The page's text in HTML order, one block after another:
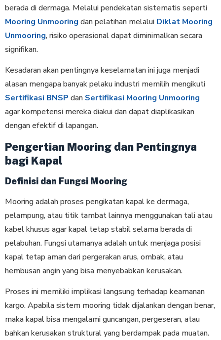
berada di dermaga. Melalui pendekatan sistematis seperti
Mooring Unmooring dan pelatihan melalui Diklat Mooring
Unmooring, risiko operasional dapat diminimalkan secara
signifikan.
Kesadaran akan pentingnya keselamatan ini juga menjadi
alasan mengapa banyak pelaku industri memilih mengikuti
Sertifikasi BNSP dan Sertifikasi Mooring Unmooring
agar kompetensi mereka diakui dan dapat diaplikasikan
dengan efektif di lapangan.
Pengertian Mooring dan Pentingnya
bagi Kapal
Definisi dan Fungsi Mooring
Mooring adalah proses pengikatan kapal ke dermaga,
pelampung, atau titik tambat lainnya menggunakan tali atau
kabel khusus agar kapal tetap stabil selama berada di
pelabuhan. Fungsi utamanya adalah untuk menjaga posisi
kapal tetap aman dari pergerakan arus, ombak, atau
hembusan angin yang bisa menyebabkan kerusakan.
Proses ini memiliki implikasi langsung terhadap keamanan
kargo. Apabila sistem mooring tidak dijalankan dengan benar,
maka kapal bisa mengalami guncangan, pergeseran, atau
bahkan kerusakan struktural yang berdampak pada muatan.